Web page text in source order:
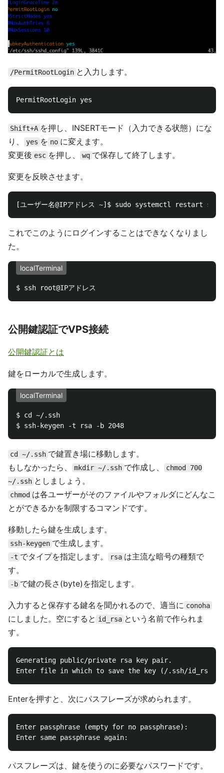
/PermitRootLogin と入力します。
Shift+A を押し、INSERTモード（入力できる状態）にな
り、
yes を no に変えます。
変更後 esc を押し、 wq で保存して終了します。
変更を反映させます。
これでこのようにログインすることはできなくなりまし
た。
localTerminal
公開鍵認証でVPS接続
公開鍵認証とは
鍵をローカルで生成します。
localTerminal
$ cd ~/.ssh
cd ~/.ssh で鍵置き場に移動します。
もしなかったら、
mkdir ~/.ssh で作成し、
chmod 700
~/.ssh としましょう。
chmod は各ユーザーがそのファイルやフォルダにどんなこ
とができるかを制限するコマンドです。
移動したら鍵を生成します。
ssh-keygen で生成します。
-t でタイプを指定します。 rsa は主流な暗号の種類で
す。
-b で鍵の長さ(byte)を指定します。
入力すると保存する鍵名を聞かれるので、適当に conoha
にしました。空にすると id_rsa という名前で作られま
す。
Generating public/private rsa key pair.
Enterを押すと、次にパスフレーズが求められます。
Enter passphrase (empty for no passphrase):
パスフレーズは、鍵を使うのに必要なパスワードです。